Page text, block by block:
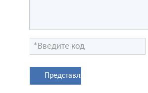
Представлять на рассмотрение